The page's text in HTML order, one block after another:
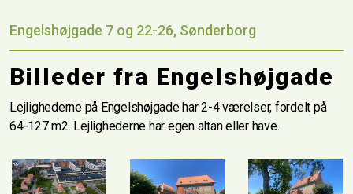
Engelshøjgade 7 og 22-26, Sønderborg
Billeder fra Engelshøjgade
Lejlighederne på Engelshøjgade har 2-4 værelser, fordelt på
64-127 m2. Lejlighederne har egen altan eller have.